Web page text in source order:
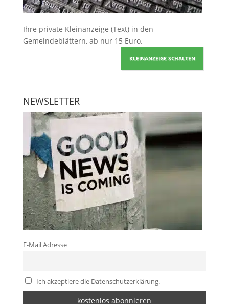
Ihre private Kleinanzeige (Text) in den
Gemeindeblättern, ab nur 15 Euro.
KLEINANZEIGE SCHALTEN
NEWSLETTER
E-Mail Adresse
Ich akzeptiere die Datenschutzerklärung.